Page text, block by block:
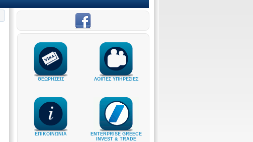
ΘΕΩΡΗΣΕΙΣ ΛΟΙΠΕΣ ΥΠΗΡΕΣΙΕΣ
ΕΠΙΚΟΙΝΩΝΙΑ
ENTERPRISE GREECE
INVEST & TRADE